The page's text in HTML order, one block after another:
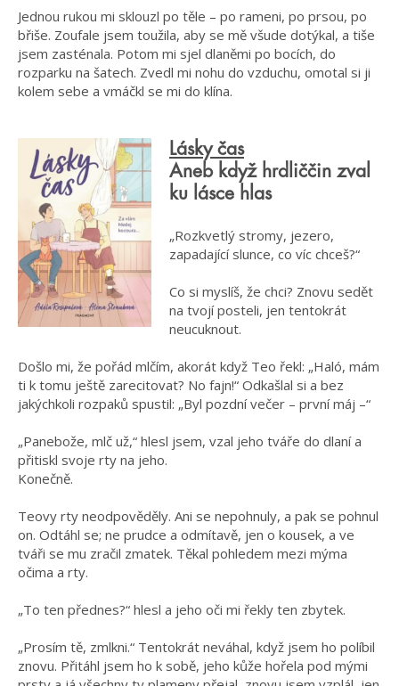
Jednou rukou mi sklouzl po těle – po rameni, po prsou, po
břiše. Zoufale jsem toužila, aby se mě všude dotýkal, a tiše
jsem zasténala. Potom mi sjel dlaněmi po bocích, do
rozparku na šatech. Zvedl mi nohu do vzduchu, omotal si ji
kolem sebe a vmáčkl se mi do klína.
Lásky čas
Aneb když hrdliččin zval
ku lásce hlas
„Rozkvetlý stromy, jezero,
zapadající slunce, co víc chceš?“
Co si myslíš, že chci? Znovu sedět
na tvojí posteli, jen tentokrát
neucuknout.
Došlo mi, že pořád mlčím, akorát když Teo řekl: „Haló, mám
ti k tomu ještě zarecitovat? No fajn!“ Odkašlal si a bez
jakýchkoli rozpaků spustil: „Byl pozdní večer – první máj –“
„Panebože, mlč už,“ hlesl jsem, vzal jeho tváře do dlaní a
přitiskl svoje rty na jeho.
Konečně.
Teovy rty neodpověděly. Ani se nepohnuly, a pak se pohnul
on. Odtáhl se; ne prudce a odmítavě, jen o kousek, a ve
tváři se mu zračil zmatek. Těkal pohledem mezi mýma
očima a rty.
„To ten přednes?“ hlesl a jeho oči mi řekly ten zbytek.
„Prosím tě, zmlkni.“ Tentokrát neváhal, když jsem ho políbil
znovu. Přitáhl jsem ho k sobě, jeho kůže hořela pod mými